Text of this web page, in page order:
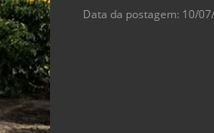
Data da postagem: 10/